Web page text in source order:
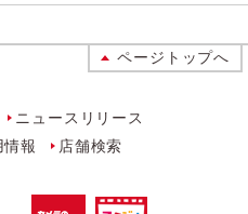
ページトップへ
ニュースリリース
情報 店舗検索